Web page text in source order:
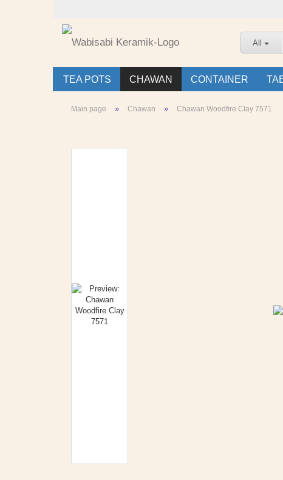
All
TEA POTS CHAWAN CONTAINER
Main page » Chawan » Chawan Woodfire Clay 7571